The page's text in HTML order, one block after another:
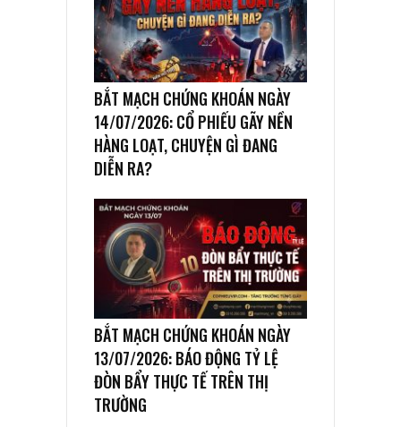
BẮT MẠCH CHỨNG KHOÁN NGÀY
14/07/2026: CỔ PHIẾU GÃY NỀN
HÀNG LOẠT, CHUYỆN GÌ ĐANG
DIỄN RA?
BẮT MẠCH CHỨNG KHOÁN NGÀY
13/07/2026: BÁO ĐỘNG TỶ LỆ
ĐÒN BẨY THỰC TẾ TRÊN THỊ
TRƯỜNG